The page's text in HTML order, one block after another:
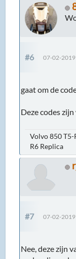
#6 07-02-
gaat om de
Deze codes
Volvo 850 T5-
R6 Replica
#7 07-02-
Nee, deze zijn